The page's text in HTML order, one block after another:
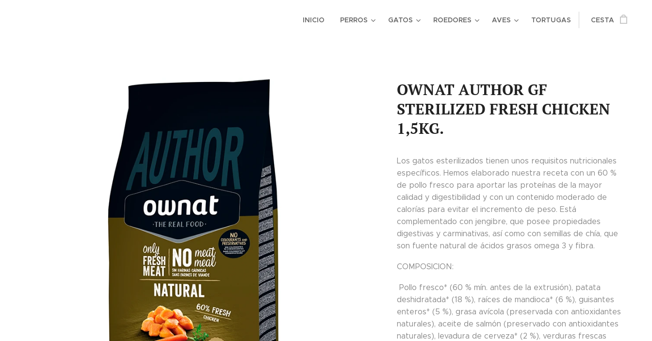
INICIO PERROS GATOS ROEDORES AVES TORTUGAS CESTA
OWNAT AUTHOR GF
STERILIZED FRESH CHICKEN
1,5KG.
Los gatos esterilizados tienen unos requisitos nutricionales
específicos. Hemos elaborado nuestra receta con un 60 %
de pollo fresco para aportar las proteínas de la mayor
calidad y digestibilidad y con un contenido moderado de
calorías para evitar el incremento de peso. Está
complementado con jengibre, que posee propiedades
digestivas y carminativas, así como con semillas de chía, que
son fuente natural de ácidos grasos omega 3 y fibra.
COMPOSICION:
Pollo fresco* (60 % mín. antes de la extrusión), patata
deshidratada* (18 %), raíces de mandioca* (6 %), guisantes
enteros* (5 %), grasa avícola (preservada con antioxidantes
naturales), aceite de salmón (preservado con antioxidantes
naturales), levadura de cerveza* (2 %), verduras frescas